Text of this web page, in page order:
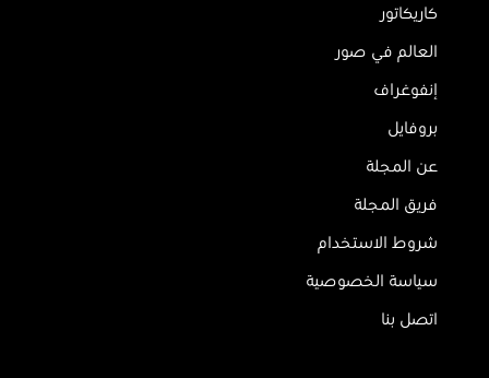
كاريكاتور
العالم في صور
إنفوغراف
بروفايل
عن المجلة
فريق المجلة
شروط الاستخدام
سياسة الخصوصية
اتصل بنا